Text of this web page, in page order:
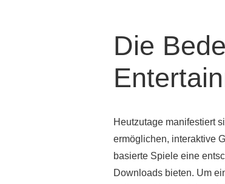
Die
Heutzutage manifestiert
ermöglichen, interaktive
basierte Spiele eine
Downloads bieten. Um